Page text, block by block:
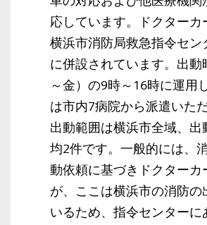
応しています。ドクターカ
横浜市消防局救急指令セン
に併設されています。出動
～金）の9時～16時に運用
は市内7病院から派遣いた
出動範囲は横浜市全域、出
均2件です。一般的には、
動依頼に基づきドクターカ
が、ここは横浜市の消防の
いるため、指令センターに